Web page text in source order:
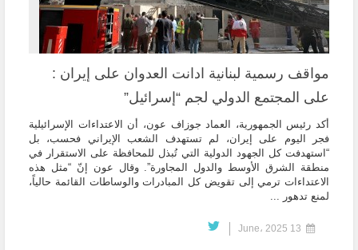
مواقف رسمية لبنانية ادانت العدوان على إيران :
على المجتمع الدولي لجم “إسرائيل”
أكد رئيس الجمهورية، العماد جوزاف عون، أن الاعتداءات الإسرائيلية
فجر اليوم على إيران، لم تستهدف الشعب الإيراني فحسب، بل
“استهدفت كل الجهود الدولية التي تُبذل للمحافظة على الاستقرار في
منطقة الشرق الأوسط والدول المجاورة”. وقال عون إنّ “مثل هذه
الاعتداءات ترمي إلى تقويض كل المبادرات والوساطات القائمة حالياً،
لمنع تدهور ...